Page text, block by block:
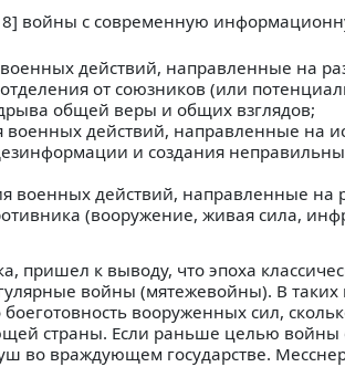
8] войны с современную
действий, направленные на
от союзников (или
общей веры и общих взглядов;
действий, направленные на
и создания
военных действий, направленные на
(вооружение, живая сила,
пришел к выводу, что эпоха
войны (мятежевойны). В таких
вооруженных сил,
страны. Если раньше целью войны
во враждующем государстве.